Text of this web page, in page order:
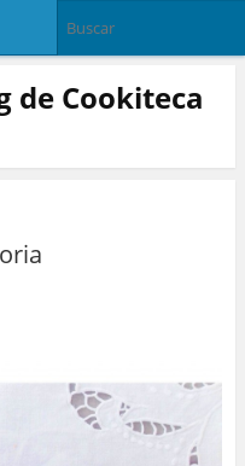
de Cookiteca